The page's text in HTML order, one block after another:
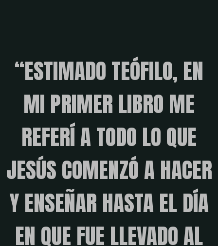
“ESTIMADO TEÓFILO, EN
MI PRIMER LIBRO ME
REFERÍ A TODO LO QUE
JESÚS COMENZÓ A HACER
Y ENSEÑAR HASTA EL DÍA
EN QUE FUE LLEVADO AL